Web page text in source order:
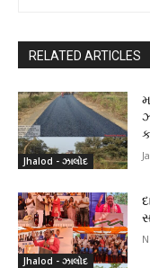
RELATED ARTICLES
Jhalod - ઝાલોદ
Jhalod - ઝાલોદ